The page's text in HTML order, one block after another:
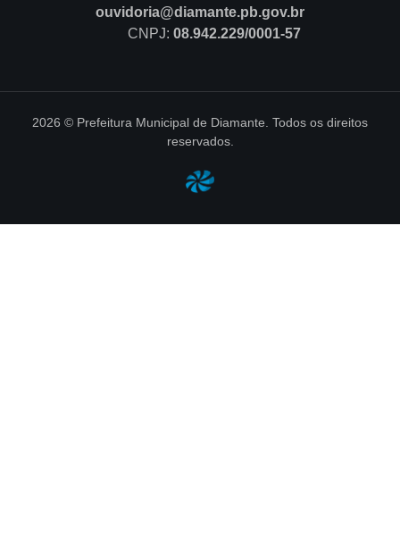
ouvidoria@diamante.pb.gov.br
CNPJ: 08.942.229/0001-57
2026 © Prefeitura Municipal de Diamante. Todos os direitos
reservados.